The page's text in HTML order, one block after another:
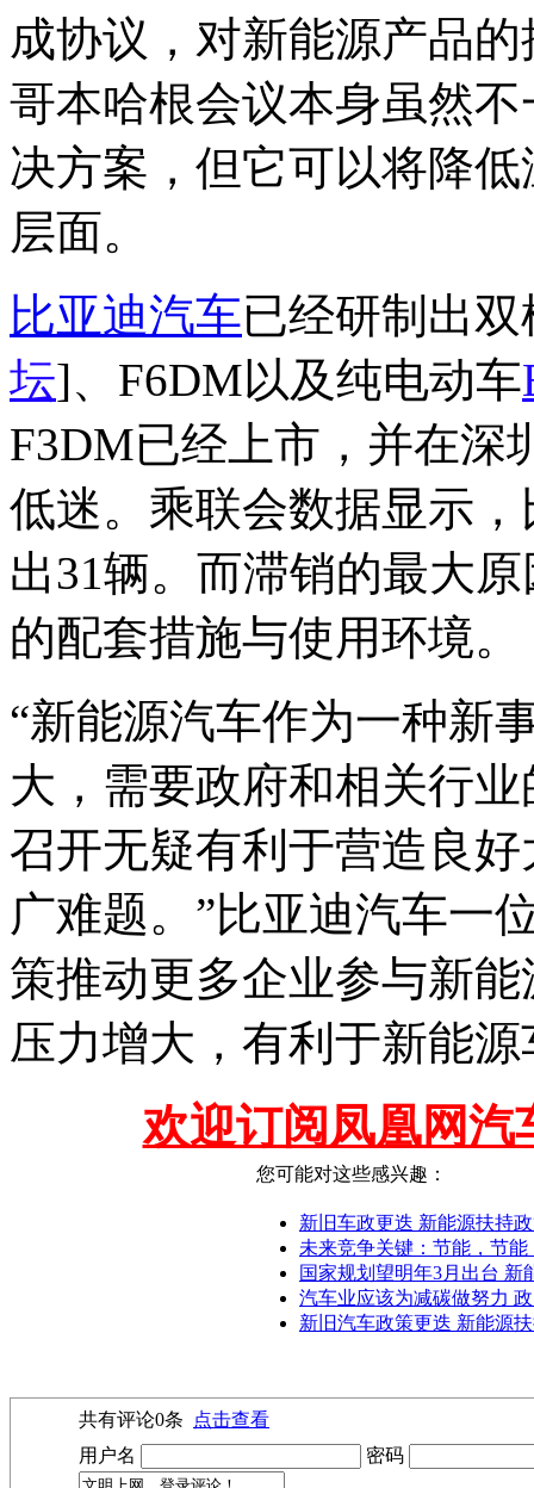
成协议，对新能源产品
哥本哈根会议本身虽然
决方案，但它可以将降
层面。
比亚迪汽车已经研制出
坛]、F6DM以及纯电动车
F3DM已经上市，并在深
低迷。乘联会数据显示
出31辆。而滞销的最大
的配套措施与使用环境。
“新能源汽车作为一种新
大，需要政府和相关行
召开无疑有利于营造良
广难题。”比亚迪汽车一
策推动更多企业参与新
压力增大，有利于新能
欢迎订阅凤凰网汽
您可能对这些感兴趣：
新旧车政更迭 新能源扶持
未来竞争关键：节能，节
国家规划望明年3月出台 新
汽车业应该为减碳做努力
新旧汽车政策更迭 新能源
共有评论0条
点击查看
用户名
密码